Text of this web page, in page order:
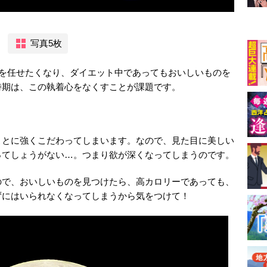
写真5枚
任せたくなり、ダイエット中であってもおいしいものを
は、この執着心をなくすことが課題です。
に強くこだわってしまいます。なので、見た目に美しい
しょうがない…。つまり欲が深くなってしまうのです。
、おいしいものを見つけたら、高カロリーであっても、
はいられなくなってしまうから気をつけて！